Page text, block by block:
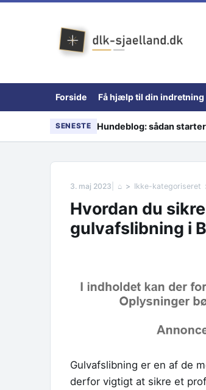
Forside Få hjælp til din indretning
SENESTE Hundeblog: sådan
3. maj 2023 ⌂ Ikke-kategoriseret
Hvordan du
gulvafslibning i
Gulvafslibning er en af de
derfor vigtigt at sikre et